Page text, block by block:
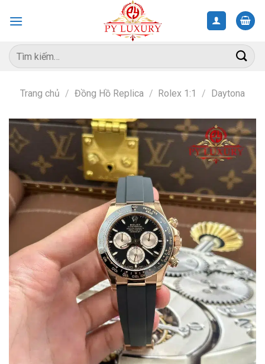
Tìm
kiếm:
Trang chủ / Đồng Hồ Replica / Rolex 1:1 / Daytona